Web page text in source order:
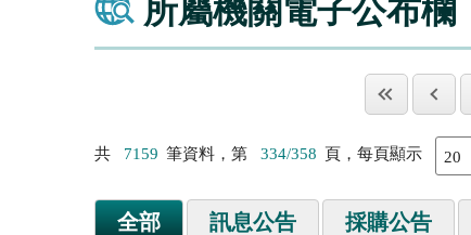
所屬機關電子公布欄
共 7159 筆資料，第 334/358 頁，每頁顯示
全部 訊息公告 採購公告